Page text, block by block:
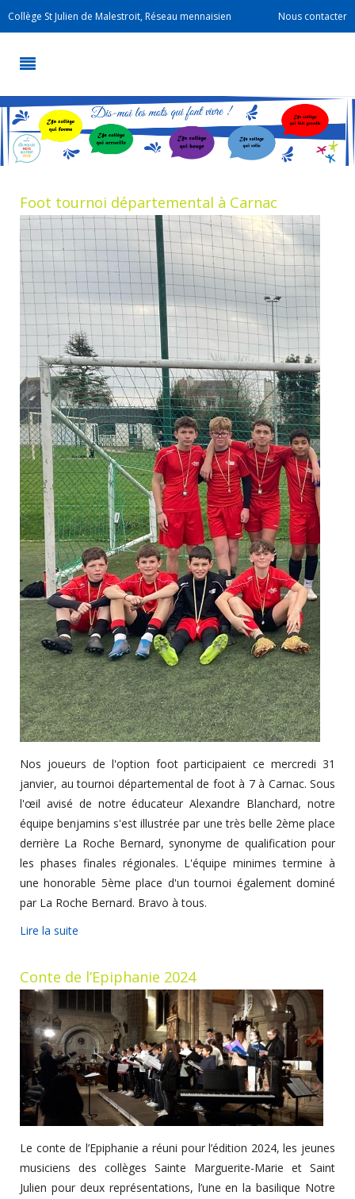
Collège St Julien de Malestroit, Réseau mennaisien Nous contacter
Foot tournoi départemental à Carnac
Nos joueurs de l'option foot participaient ce mercredi 31
janvier, au tournoi départemental de foot à 7 à Carnac. Sous
l'œil avisé de notre éducateur Alexandre Blanchard, notre
équipe benjamins s'est illustrée par une très belle 2ème place
derrière La Roche Bernard, synonyme de qualification pour
les phases finales régionales. L'équipe minimes termine à
une honorable 5ème place d'un tournoi également dominé
par La Roche Bernard. Bravo à tous.
Lire la suite
Conte de l’Epiphanie 2024
Le conte de l’Epiphanie a réuni pour l’édition 2024, les jeunes
musiciens des collèges Sainte Marguerite-Marie et Saint
Julien pour deux représentations, l’une en la basilique Notre